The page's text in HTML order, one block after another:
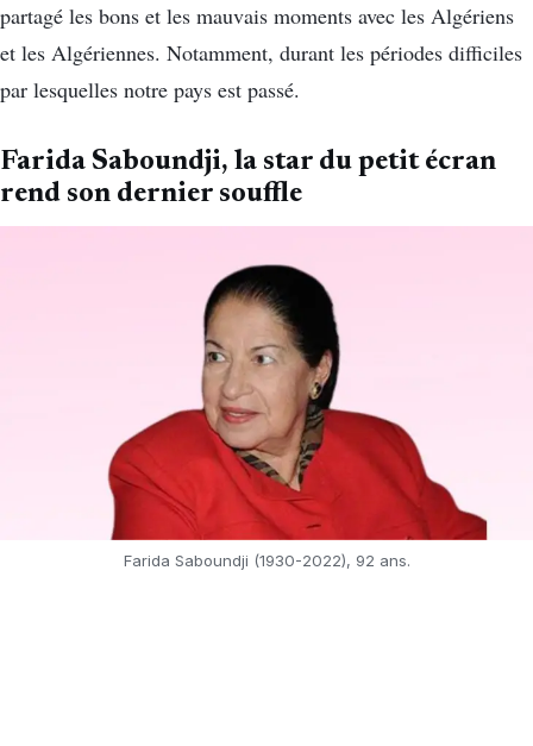
partagé les bons et les mauvais moments avec les Algériens
et les Algériennes. Notamment, durant les périodes difficiles
par lesquelles notre pays est passé.
Farida Saboundji, la star du petit écran
rend son dernier souffle
Farida Saboundji (1930-2022), 92 ans.